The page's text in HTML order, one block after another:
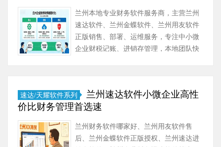
兰州本地专业财务软件服务商，主营兰州
速达软件、兰州金蝶软件、兰州用友软件
正版销售、部署、运维服务，专注中小微
企业财税记账、进销存管理，本地团队快
速达/天耀软件系列
兰州速达软件小微企业高性
价比财务管理首选速
兰州财务软件哪家好、兰州用友软件售
后、兰州金蝶软件正版授权、兰州速达进